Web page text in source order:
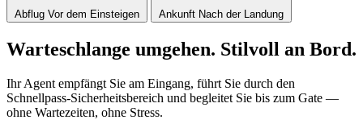
Abflug Vor dem Einsteigen Ankunft Nach der Landung
Warteschlange umgehen. Stilvoll an Bord.
Ihr Agent empfängt Sie am Eingang, führt Sie durch den
Schnellpass-Sicherheitsbereich und begleitet Sie bis zum Gate —
ohne Wartezeiten, ohne Stress.